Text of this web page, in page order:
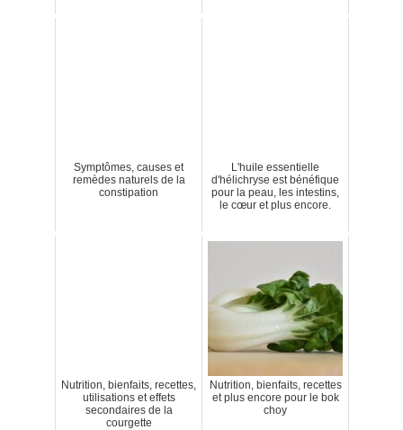
Symptômes, causes et
remèdes naturels de la
constipation
L'huile essentielle
d'hélichryse est bénéfique
pour la peau, les intestins,
le cœur et plus encore.
Nutrition, bienfaits, recettes,
utilisations et effets
secondaires de la
courgette
Nutrition, bienfaits, recettes
et plus encore pour le bok
choy